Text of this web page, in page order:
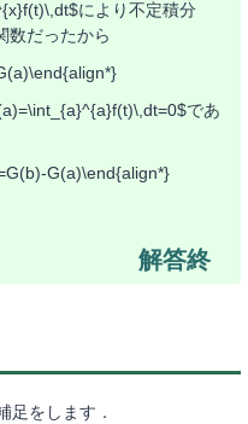
により不定積分
数だったから
であ
G(a)\end{align*}
足をします．